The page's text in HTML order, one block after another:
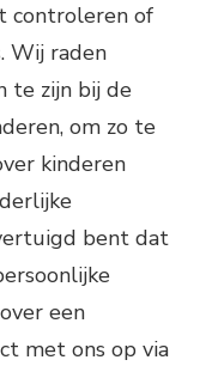
controleren of
Wij raden
te zijn bij de
om zo te
kinderen
bent dat
een
met ons op via